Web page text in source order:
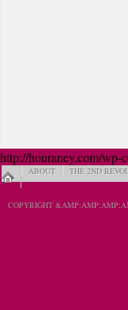
http://houraney.com/
ABOUT THE 2ND
COPYRIGHT